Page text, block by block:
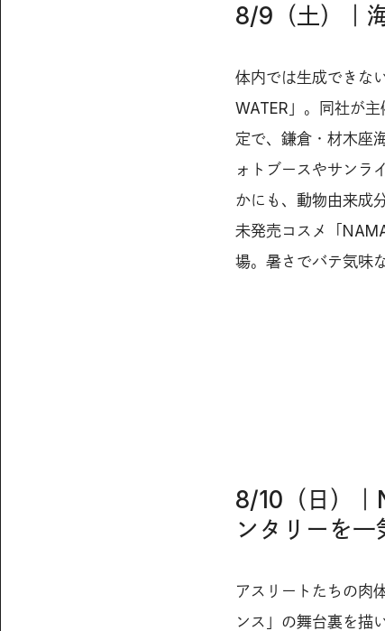
8/9（土）｜
体内では生成できな
WATER」。同社が
定で、鎌倉・材木座
ォトブースやサンラ
かにも、動物由来成
未発売コスメ「
場。暑さでバテ気味
8/10（日）｜
ンタリーを一
アスリートたちの肉
ンス」の舞台裏を描